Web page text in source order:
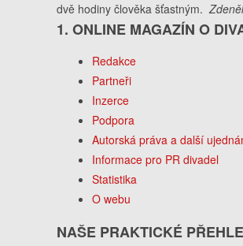
dvě hodiny člověka šťastným.
1. ONLINE MAGAZÍN O
Redakce
Partneři
Inzerce
Podpora
Autorská práva a další
Informace pro PR divadel
Statistika
O webu
NAŠE PRAKTICKÉ